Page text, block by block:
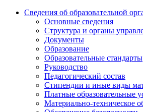
Сведения об образовательной
Основные сведения
Структура и органы
Документы
Образование
Образовательные стандарты
Руководство
Педагогический состав
Стипендии и иные виды
Платные образовательные
Материально-техническое